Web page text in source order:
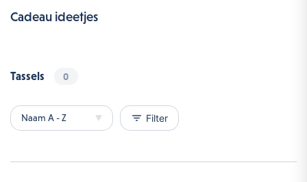
Cadeau ideetjes
Tassels 0
filter_list Filter